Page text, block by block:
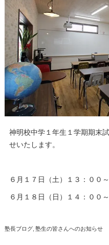
神明校中学１年生１学期期末
せいたします。
６月１７日（土）１３：０
６月１８日（日）１４：０
塾長ブログ 塾生の皆さんへのお知らせ